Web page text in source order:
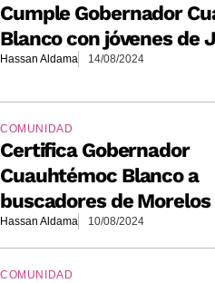
Cumple Gobernador
Blanco con jóvenes de
Hassan Aldama 14/08/2024
COMUNIDAD
Certifica Gobernador
Cuauhtémoc Blanco a
buscadores de Morelos
Hassan Aldama 10/08/2024
COMUNIDAD